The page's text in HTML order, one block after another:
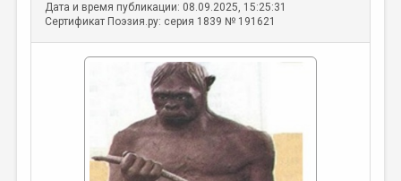
ЛИТСАЛОН
ИЗБРАННОЕ
Дата и время публикации: 08.09.2025, 15:25:31
Сертификат Поэзия.ру: серия 1839 № 191621